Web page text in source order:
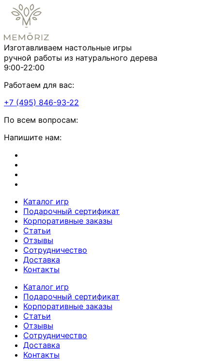
Изготавливаем настольные игры
ручной работы из натурального дерева
9:00-22:00
Работаем для вас:
+7 (495) 846-93-22
По всем вопросам:
Напишите нам:
Каталог игр
Подарочный сертификат
Корпоративные заказы
Статьи
Отзывы
Сотрудничество
Доставка
Контакты
Каталог игр
Подарочный сертификат
Корпоративные заказы
Статьи
Отзывы
Сотрудничество
Доставка
Контакты